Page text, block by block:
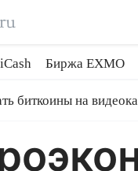
Биржа EXMO
биткоины на